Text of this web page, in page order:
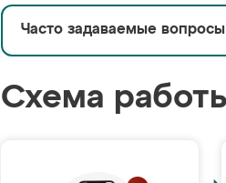
Часто задаваемые вопросы
Схема